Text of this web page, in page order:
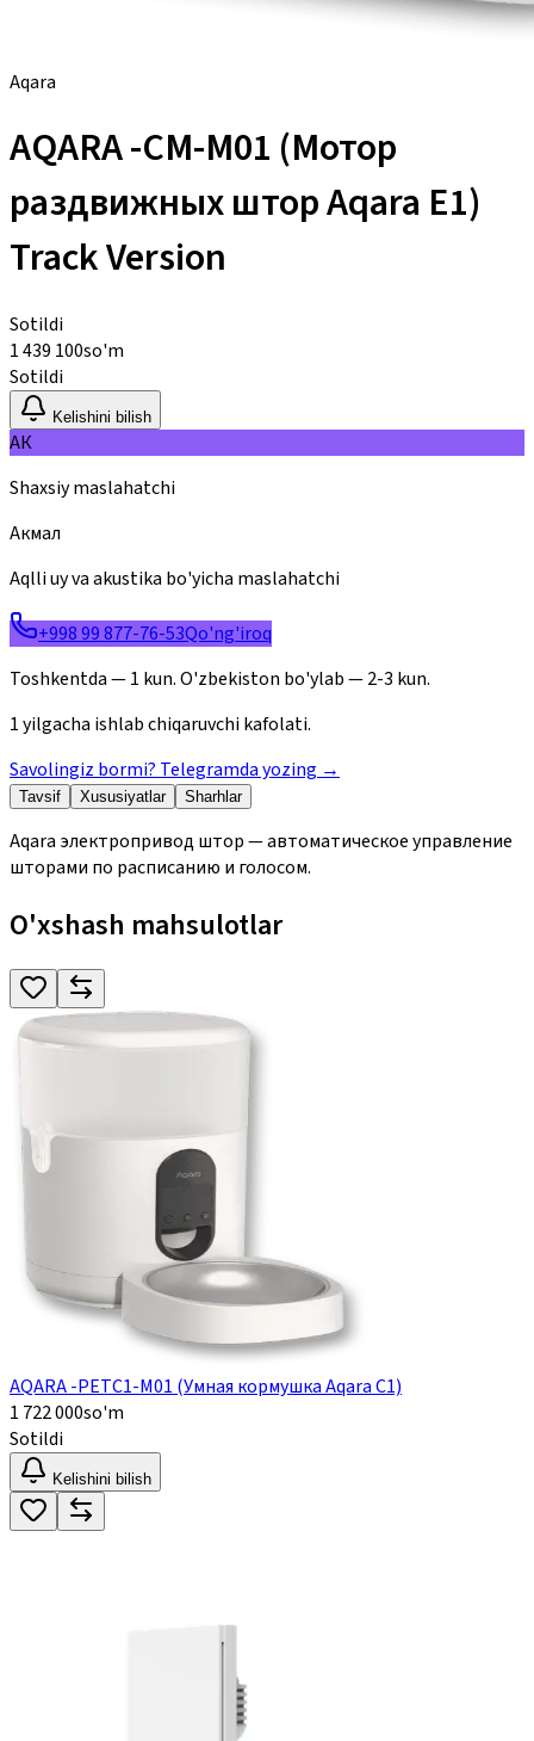
Aqara
AQARA -CM-M01 (Мотор
раздвижных штор Aqara E1)
Track Version
Sotildi
1 439 100so'm
Sotildi
Kelishini bilish
АК
Shaxsiy maslahatchi
Акмал
Aqlli uy va akustika bo'yicha maslahatchi
+998 99 877-76-53Qo'ng'iroq
Toshkentda — 1 kun. O'zbekiston bo'ylab — 2-3 kun.
1 yilgacha ishlab chiqaruvchi kafolati.
Savolingiz bormi? Telegramda yozing →
Tavsif Xususiyatlar Sharhlar
Aqara электропривод штор — автоматическое управление
шторами по расписанию и голосом.
O'xshash mahsulotlar
AQARA -PETC1-M01 (Умная кормушка Aqara C1)
1 722 000so'm
Sotildi
Kelishini bilish